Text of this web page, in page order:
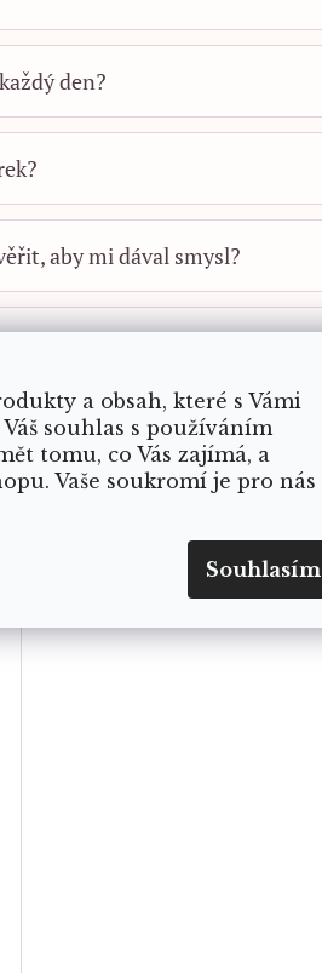
a obsah, které s Vámi
souhlas s používáním
tomu, co Vás zajímá, a
Vaše soukromí je pro nás
Souhlasím
den?
aby mi dával smysl?
VYROBENO V YOGA-DAY